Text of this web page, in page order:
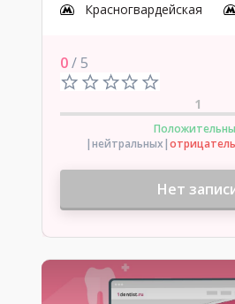
Красногвардейская
0/ 5
1
|нейтральных|
Нет